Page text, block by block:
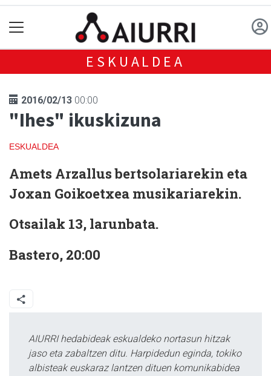
ESKUALDEA
2016/02/13 00:00
"Ihes" ikuskizuna
ESKUALDEA
Amets Arzallus bertsolariarekin eta
Joxan Goikoetxea musikariarekin.
Otsailak 13, larunbata.
Bastero, 20:00
AIURRI hedabideak eskualdeko nortasun hitzak
jaso eta zabaltzen ditu. Harpidedun eginda, tokiko
albisteak euskaraz lantzen dituen komunikabidea